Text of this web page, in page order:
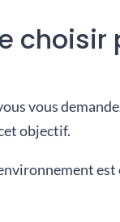
choisir
vous
objectif.